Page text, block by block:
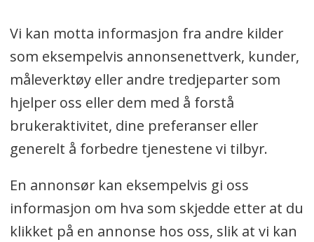
Vi kan motta informasjon fra andre kilder
som eksempelvis annonsenettverk, kunder,
måleverktøy eller andre tredjeparter som
hjelper oss eller dem med å forstå
brukeraktivitet, dine preferanser eller
generelt å forbedre tjenestene vi tilbyr.
En annonsør kan eksempelvis gi oss
informasjon om hva som skjedde etter at du
klikket på en annonse hos oss, slik at vi kan